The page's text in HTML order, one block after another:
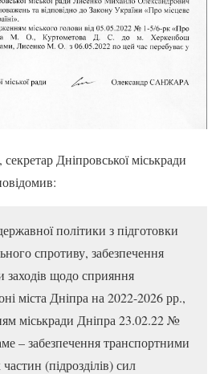
Дніпровської міськради
політики з підготовки
спротиву, забезпечення
щодо сприяння
міста Дніпра на 2022-2026 рр.,
міськради Дніпра 23.02.22 №
– забезпечення транспортними
(підрозділів) сил